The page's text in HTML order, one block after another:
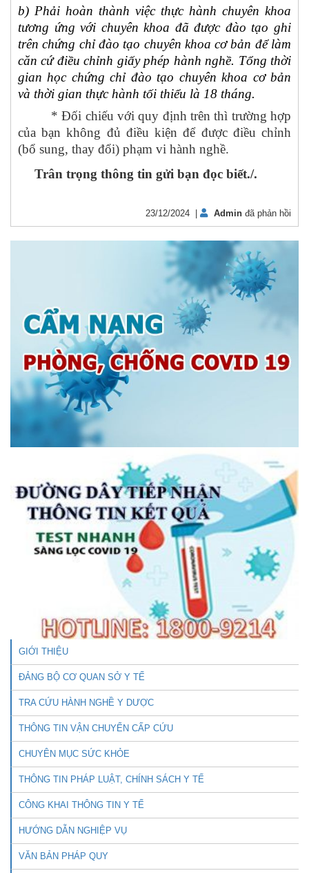
b) Phải hoàn thành việc thực hành chuyên khoa
tương ứng với chuyên khoa đã được đào tạo ghi
trên chứng chỉ đào tạo chuyên khoa cơ bản để làm
căn cứ điều chỉnh giấy phép hành nghề. Tổng thời
gian học chứng chỉ đào tạo chuyên khoa cơ bản
và thời gian thực hành tối thiểu là 18 tháng.
* Đối chiếu với quy định trên thì trường hợp
của bạn không đủ điều kiện để được điều chỉnh
(bổ sung, thay đổi) phạm vi hành nghề.
Trân trọng thông tin gửi bạn đọc biết./.
23/12/2024 | Admin đã phản hồi
GIỚI THIỆU
ĐẢNG BỘ CƠ QUAN SỞ Y TẾ
TRA CỨU HÀNH NGHỀ Y DƯỢC
THÔNG TIN VẬN CHUYỂN CẤP CỨU
CHUYÊN MỤC SỨC KHỎE
THÔNG TIN PHÁP LUẬT, CHÍNH SÁCH Y TẾ
CÔNG KHAI THÔNG TIN Y TẾ
HƯỚNG DẪN NGHIỆP VỤ
VĂN BẢN PHÁP QUY